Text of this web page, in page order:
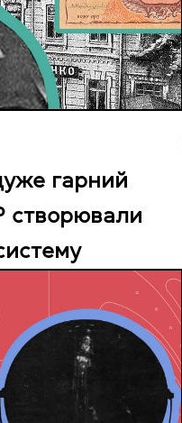
гарний
створювали